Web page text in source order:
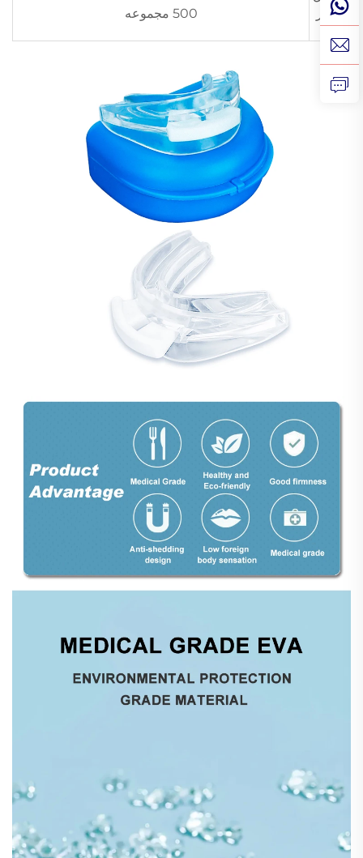
سفار
ش:
500 مجموعه